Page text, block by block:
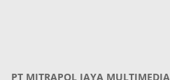
PT MITRAPOL JAYA MULTIMEDIA